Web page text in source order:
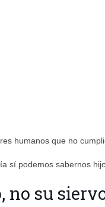
humanos que no
sí podemos sabernos
no su